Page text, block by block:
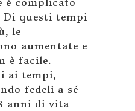
è complicato
questi tempi
le
aumentate e
è facile.
ai tempi,
fedeli a sé
anni di vita